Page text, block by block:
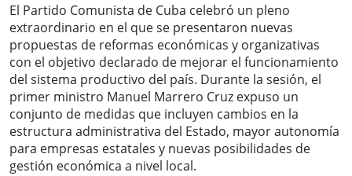
El Partido Comunista de Cuba celebró un pleno
extraordinario en el que se presentaron nuevas
propuestas de reformas económicas y organizativas
con el objetivo declarado de mejorar el funcionamiento
del sistema productivo del país. Durante la sesión, el
primer ministro Manuel Marrero Cruz expuso un
conjunto de medidas que incluyen cambios en la
estructura administrativa del Estado, mayor autonomía
para empresas estatales y nuevas posibilidades de
gestión económica a nivel local.